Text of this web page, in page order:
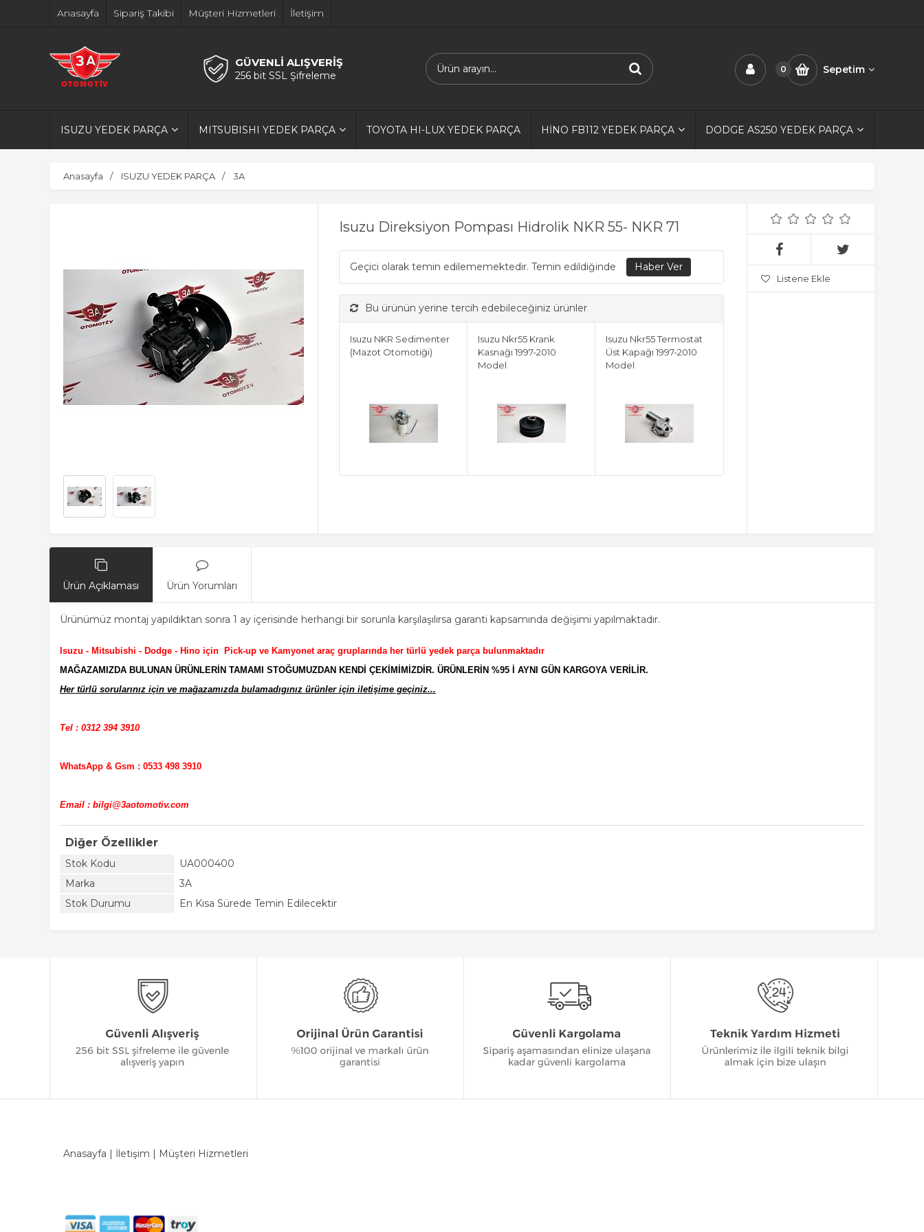
Anasayfa Sipariş Takibi Müşteri Hizmetleri İletişim
GÜVENLİ ALIŞVERİŞ
256 bit SSL Şifreleme
0 Sepetim
ISUZU YEDEK PARÇA MITSUBISHI YEDEK PARÇA TOYOTA HI-LUX YEDEK PARÇA HİNO FB112 YEDEK PARÇA DODGE AS250 YEDEK PARÇA
Anasayfa ISUZU YEDEK PARÇA 3A
Isuzu Direksiyon Pompası Hidrolik NKR 55- NKR 71
Geçici olarak temin edilememektedir. Temin edildiğinde
Bu ürünün yerine tercih edebileceğiniz ürünler
Isuzu NKR Sedimenter
(Mazot Otomotiği)
Isuzu Nkr55 Krank
Kasnağı 1997-2010
Model
Isuzu Nkr55 Termostat
Üst Kapağı 1997-2010
Model
Listene Ekle
Ürün Açıklaması Ürün Yorumları
Ürünümüz montaj yapıldıktan sonra 1 ay içerisinde herhangi bir sorunla karşılaşılırsa garanti kapsamında değişimi yapılmaktadır.
Isuzu - Mitsubishi - Dodge - Hino için Pick-up ve Kamyonet araç gruplarında her türlü yedek parça bulunmaktadır
MAĞAZAMIZDA BULUNAN ÜRÜNLERİN TAMAMI STOĞUMUZDAN KENDİ ÇEKİMİMİZDİR. ÜRÜNLERİN %95 İ AYNI GÜN KARGOYA VERİLİR.
Her türlü sorularınız için ve mağazamızda bulamadıgınız ürünler için iletişime geçiniz...
Tel : 0312 394 3910
WhatsApp & Gsm : 0533 498 3910
Email : bilgi@3aotomotiv.com
Diğer Özellikler
Stok Kodu
UA000400
Marka
3A
Stok Durumu
En Kısa Sürede Temin Edilecektir
Anasayfa | İletişim | Müşteri Hizmetleri